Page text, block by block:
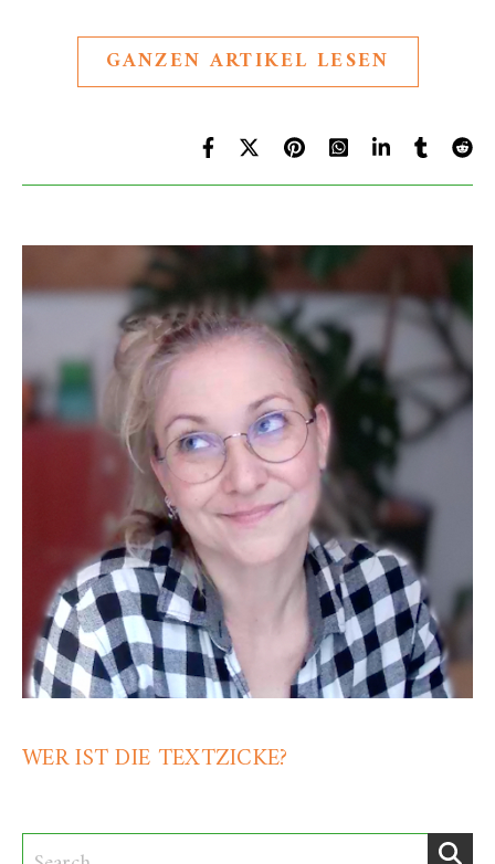
GANZEN ARTIKEL LESEN
WER IST DIE TEXTZICKE?